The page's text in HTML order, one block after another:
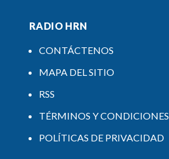
RADIO HRN
CONTÁCTENOS
MAPA DEL SITIO
RSS
TÉRMINOS Y CONDICIONES
POLÍTICAS DE PRIVACIDAD